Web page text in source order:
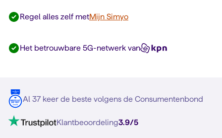
Regel alles zelf metMijn Simyo
Het betrouwbare 5G-netwerk van
Al 37 keer de beste volgens de Consumentenbond
Klantbeoordeling3.9/5